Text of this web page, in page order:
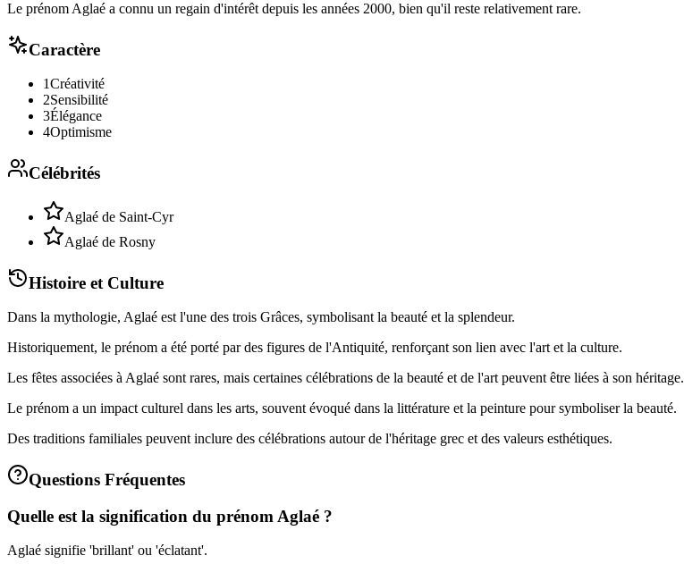
Le prénom Aglaé a connu un regain d'intérêt depuis les années 2000, bien qu'il reste relativement rare.
Caractère
1Créativité
2Sensibilité
3Élégance
4Optimisme
Célébrités
Aglaé de Saint-Cyr
Aglaé de Rosny
Histoire et Culture
Dans la mythologie, Aglaé est l'une des trois Grâces, symbolisant la beauté et la splendeur.
Historiquement, le prénom a été porté par des figures de l'Antiquité, renforçant son lien avec l'art et la culture.
Les fêtes associées à Aglaé sont rares, mais certaines célébrations de la beauté et de l'art peuvent être liées à son héritage.
Le prénom a un impact culturel dans les arts, souvent évoqué dans la littérature et la peinture pour symboliser la beauté.
Des traditions familiales peuvent inclure des célébrations autour de l'héritage grec et des valeurs esthétiques.
Questions Fréquentes
Quelle est la signification du prénom Aglaé ?
Aglaé signifie 'brillant' ou 'éclatant'.